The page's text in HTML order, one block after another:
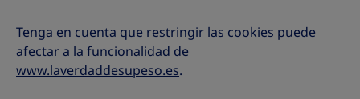
Tenga en cuenta que restringir las cookies puede
afectar a la funcionalidad de
www.laverdaddesupeso.es.